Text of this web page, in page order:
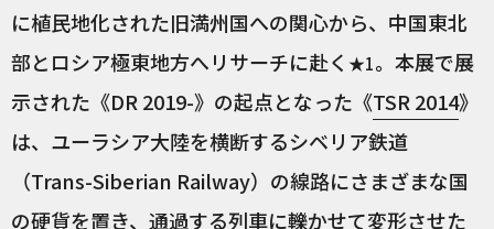
に植民地化された旧満州国への関心から、中国東北
部とロシア極東地方へリサーチに赴く ★1。本展で展
示された《DR 2019-》の起点となった《TSR 2014》
は、ユーラシア大陸を横断するシベリア鉄道
（Trans-Siberian Railway）の線路にさまざまな国
の硬貨を置き、通過する列車に轢かせて変形させた